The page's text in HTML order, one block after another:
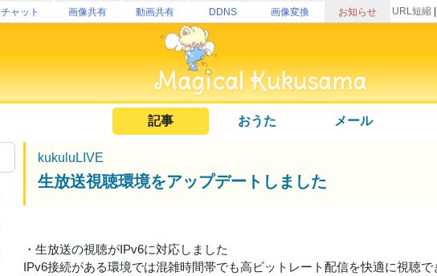
チャット 画像共有 動画共有 DDNS 画像変換 お知らせ URL短縮
記事 おうた メール
kukuluLIVE
生放送視聴環境をアップデートしました
・生放送の視聴がIPv6に対応しました
IPv6接続がある環境では混雑時間帯でも高ビットレート配信を快適に視聴